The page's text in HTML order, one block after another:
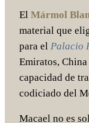
El Mármol
material que
para el Palacio
Emiratos,
capacidad de
codiciado del
Macael no es